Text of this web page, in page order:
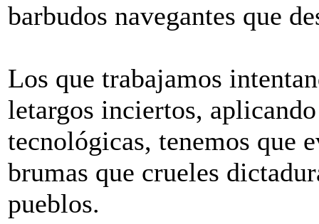
barbudos navegantes que
Los que trabajamos
letargos inciertos,
tecnológicas, tenemos que
brumas que crueles
pueblos.